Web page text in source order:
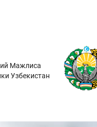
Мажлиса
Узбекистан